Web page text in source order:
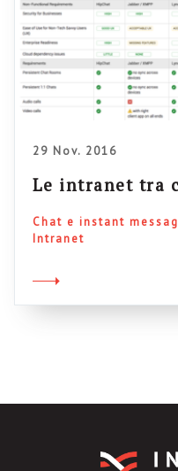
29 Nov. 2016
Le intranet tra
Chat e instant
Intranet